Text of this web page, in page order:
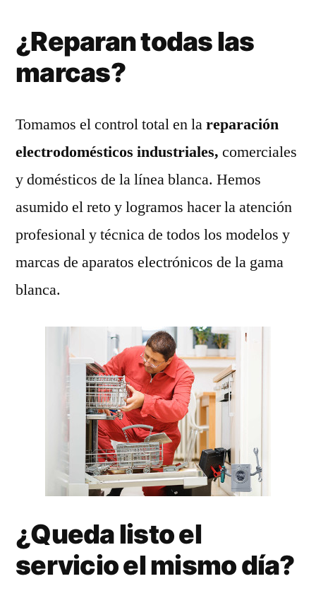
¿Reparan todas las
marcas?
Tomamos el control total en lareparación
electrodomésticos industriales, comerciales
y domésticos de la línea blanca. Hemos
asumido el reto y logramos hacer la atención
profesional y técnica de todos los modelos y
marcas de aparatos electrónicos de la gama
blanca.
¿Queda listo el
servicio el mismo día?